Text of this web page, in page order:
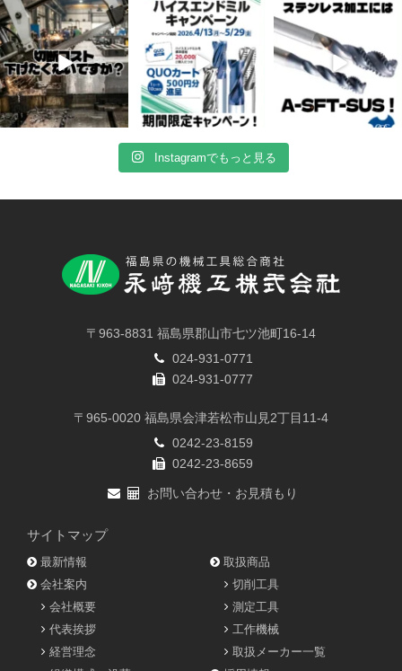
4月 20
11 0
4月 16
11 0
4月 13
Instagramでもっと見る
〒963-8831 福島県郡山市七ツ池町16-14
024-931-0771
024-931-0777
〒965-0020 福島県会津若松市山見2丁目11-4
0242-23-8159
0242-23-8659
お問い合わせ・お見積もり
サイトマップ
最新情報
会社案内
会社概要
代表挨拶
経営理念
取扱商品
切削工具
測定工具
工作機械
取扱メーカー一覧